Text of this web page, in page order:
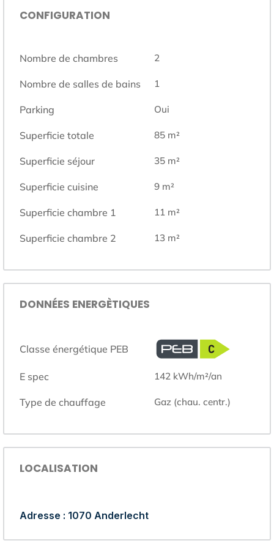
CONFIGURATION
Nombre de chambres 2
Nombre de salles de bains 1
Parking Oui
Superficie totale 85 m²
Superficie séjour 35 m²
Superficie cuisine 9 m²
Superficie chambre 1 11 m²
Superficie chambre 2 13 m²
DONNÉES ENERGÈTIQUES
Classe énergétique PEB
E spec 142 kWh/m²/an
Type de chauffage gaz (chau. centr.)
LOCALISATION
Adresse : 1070 Anderlecht